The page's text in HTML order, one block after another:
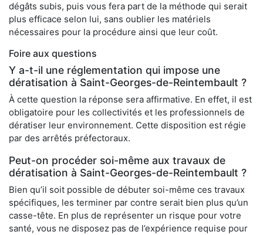
dégâts subis, puis vous fera part de la méthode qui serait
plus efficace selon lui, sans oublier les matériels
nécessaires pour la procédure ainsi que leur coût.
Foire aux questions
Y a-t-il une réglementation qui impose une
dératisation à Saint-Georges-de-Reintembault ?
À cette question la réponse sera affirmative. En effet, il est
obligatoire pour les collectivités et les professionnels de
dératiser leur environnement. Cette disposition est régie
par des arrêtés préfectoraux.
Peut-on procéder soi-même aux travaux de
dératisation à Saint-Georges-de-Reintembault ?
Bien qu’il soit possible de débuter soi-même ces travaux
spécifiques, les terminer par contre serait bien plus qu’un
casse-tête. En plus de représenter un risque pour votre
santé, vous ne disposez pas de l’expérience requise pour